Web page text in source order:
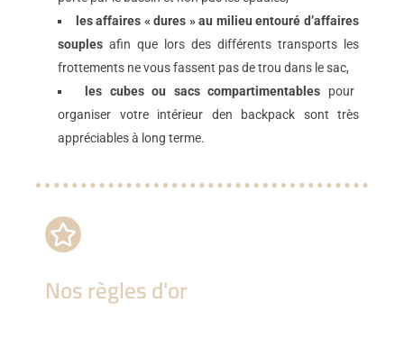
les affaires « dures » au milieu entouré d’affaires
souples afin que lors des différents transports les
frottements ne vous fassent pas de trou dans le sac,
les cubes ou sacs compartimentables pour
organiser votre intérieur den backpack sont très
appréciables à long terme.
Nos règles d'or